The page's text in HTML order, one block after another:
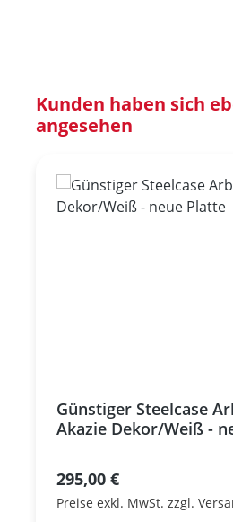
Produktgalerie überspringen
Kunden haben sich
angesehen
Günstiger Steelcase
Akazie Dekor/Weiß -
Regulärer Preis:
295,00 €
Preise exkl. MwSt. zzgl.